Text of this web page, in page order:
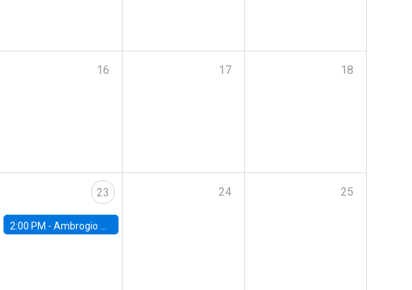
16 17 18
23
2:00 PM - Ambrogio Cesa-Bianchi, Bank of England
24 25